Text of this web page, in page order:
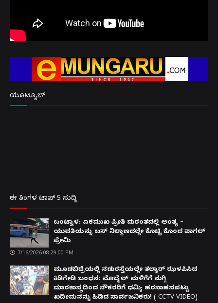
ಯೂಟ್ಯೂಬ್
ಈ ತಿಂಗಳ ಟಾಪ್ 5 ಸುದ್ದಿ
ಬಂಟ್ವಾಳ: ಏಕಮುಖ ಪ್ರೀತಿ ದುರಂತದಲ್ಲಿ ಅಂತ್ಯ –
ಯುವತಿಯನ್ನು ಬಸ್ ನಿಲ್ದಾಣದಲ್ಲೇ ಕೊಚ್ಚಿ ಕೊಂದ ಪಾಗಲ್
ಪ್ರೇಮಿ
7/16/2026 08:29:00 PM
ಮೂಡಬಿದ್ರೆಯಲ್ಲಿ ನಡುರಸ್ತೆಯಲ್ಲೇ ತಲ್ವಾರ್ ಝಳಪಿಸಿದ
ಕಿಡಿಗೇಡಿ ಬಂಧನ: ಮೊಬೈಲ್ ಮಳಿಗೆಗೆ ನುಗ್ಗಿ
ಮಾರಕಾಸ್ತ್ರದಿಂದ ನೌಕರರಿಗೆ ಧಮ್ಕಿ; ಹರಸಾಹಸಪಟ್ಟು
ಖದೀಮನನ್ನು ಹಿಡಿದ ಸಾರ್ವಜನಿಕರು! ( CCTV VIDEO)